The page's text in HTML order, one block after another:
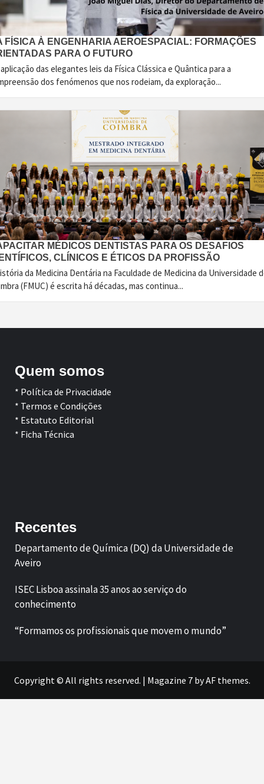
FÍSICA À ENGENHARIA AEROESPACIAL: FORMAÇÕES
PARA O FUTURO
das elegantes leis da Física Clássica e Quântica para a
dos fenómenos que nos rodeiam, da exploração...
MÉDICOS DENTISTAS PARA OS DESAFIOS
CLÍNICOS E ÉTICOS DA PROFISSÃO
da Medicina Dentária na Faculdade de Medicina da Universidade
(FMUC) é escrita há décadas, mas continua...
Quem somos
* Política de Privacidade
* Termos e Condições
* Estatuto Editorial
* Ficha Técnica
Recentes
Departamento de Química (DQ) da Universidade de
Aveiro
ISEC Lisboa assinala 35 anos ao serviço do
conhecimento
“Formamos os profissionais que movem o mundo”
Copyright © All rights reserved. | Magazine 7by AF themes.